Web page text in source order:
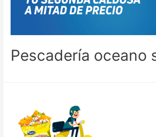
Pescadería oceano